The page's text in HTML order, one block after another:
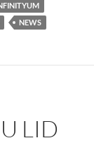
NEWS
LID